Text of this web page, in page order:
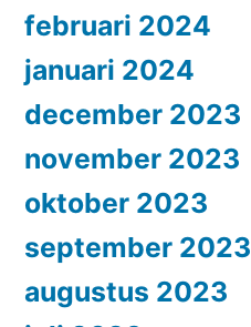
februari 2024
januari 2024
december 2023
november 2023
oktober 2023
september 2023
augustus 2023